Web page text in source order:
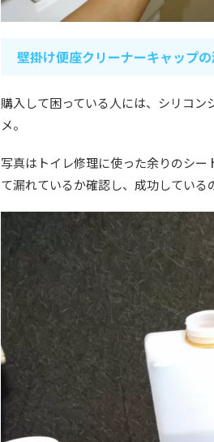
壁掛け便座クリーナーキャップ
購入して困っている人には、シリコ
メ。
写真はトイレ修理に使った余りのシ
て漏れているか確認し、成功している